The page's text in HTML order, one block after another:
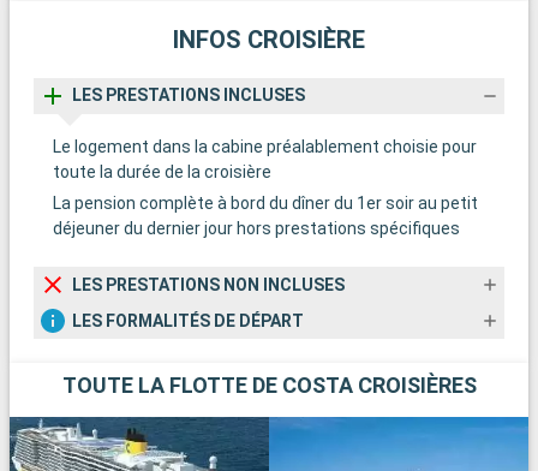
INFOS CROISIÈRE
LES PRESTATIONS INCLUSES
Le logement dans la cabine préalablement choisie pour
toute la durée de la croisière
La pension complète à bord du dîner du 1er soir au petit
déjeuner du dernier jour hors prestations spécifiques
LES PRESTATIONS NON INCLUSES
LES FORMALITÉS DE DÉPART
TOUTE LA FLOTTE DE COSTA CROISIÈRES